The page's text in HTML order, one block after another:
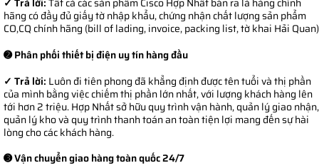
hãng có đầy đủ giấy tờ nhập khẩu, chứng nhận chất lượng sản phẩm
CO,CQ chính hãng (bill of lading, invoice, packing list, tờ khai Hải Quan)
➋ Phân phối thiết bị điện uy tín hàng đầu
✓ Trả lời: Luôn đi tiên phong đã khẳng định được tên tuổi và thị phần
của mình bằng việc chiếm thị phần lớn nhất, với lượng khách hàng lên
tới hơn 2 triệu. Hợp Nhất sở hữu quy trình vận hành, quản lý giao nhận,
quản lý kho và quy trình thanh toán an toàn tiện lợi mang đến sự hài
lòng cho các khách hàng.
➌ Vận chuyển giao hàng toàn quốc 24/7